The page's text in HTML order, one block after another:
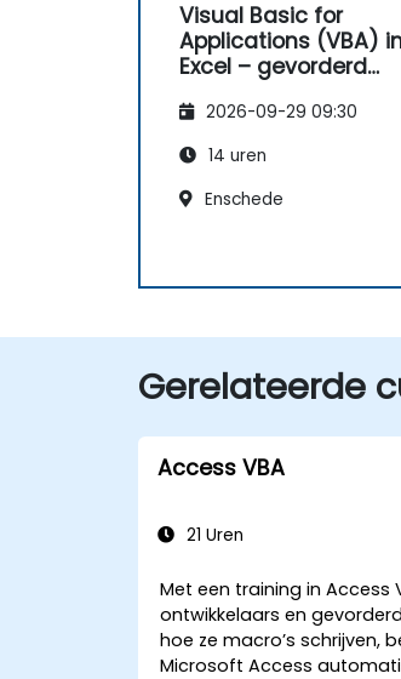
Visual Basic for
Applications (VBA)
Excel – gevorderd
2026-09-29 09:30
14 uren
Enschede
Gerelateerde
Access VBA
21 Uren
Met een training in Access
ontwikkelaars en
hoe ze macro’s schrijven,
Microsoft Access